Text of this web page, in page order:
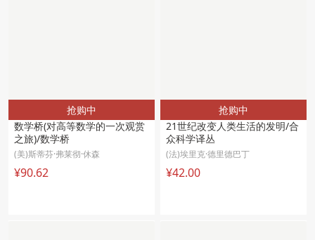
抢购中
数学桥(对高等数学的一次观赏
之旅)/数学桥
(美)斯蒂芬·弗莱彻·休森
¥90.62
抢购中
21世纪改变人类生活的发明/合
众科学译丛
(法)埃里克·德里德巴丁
¥42.00